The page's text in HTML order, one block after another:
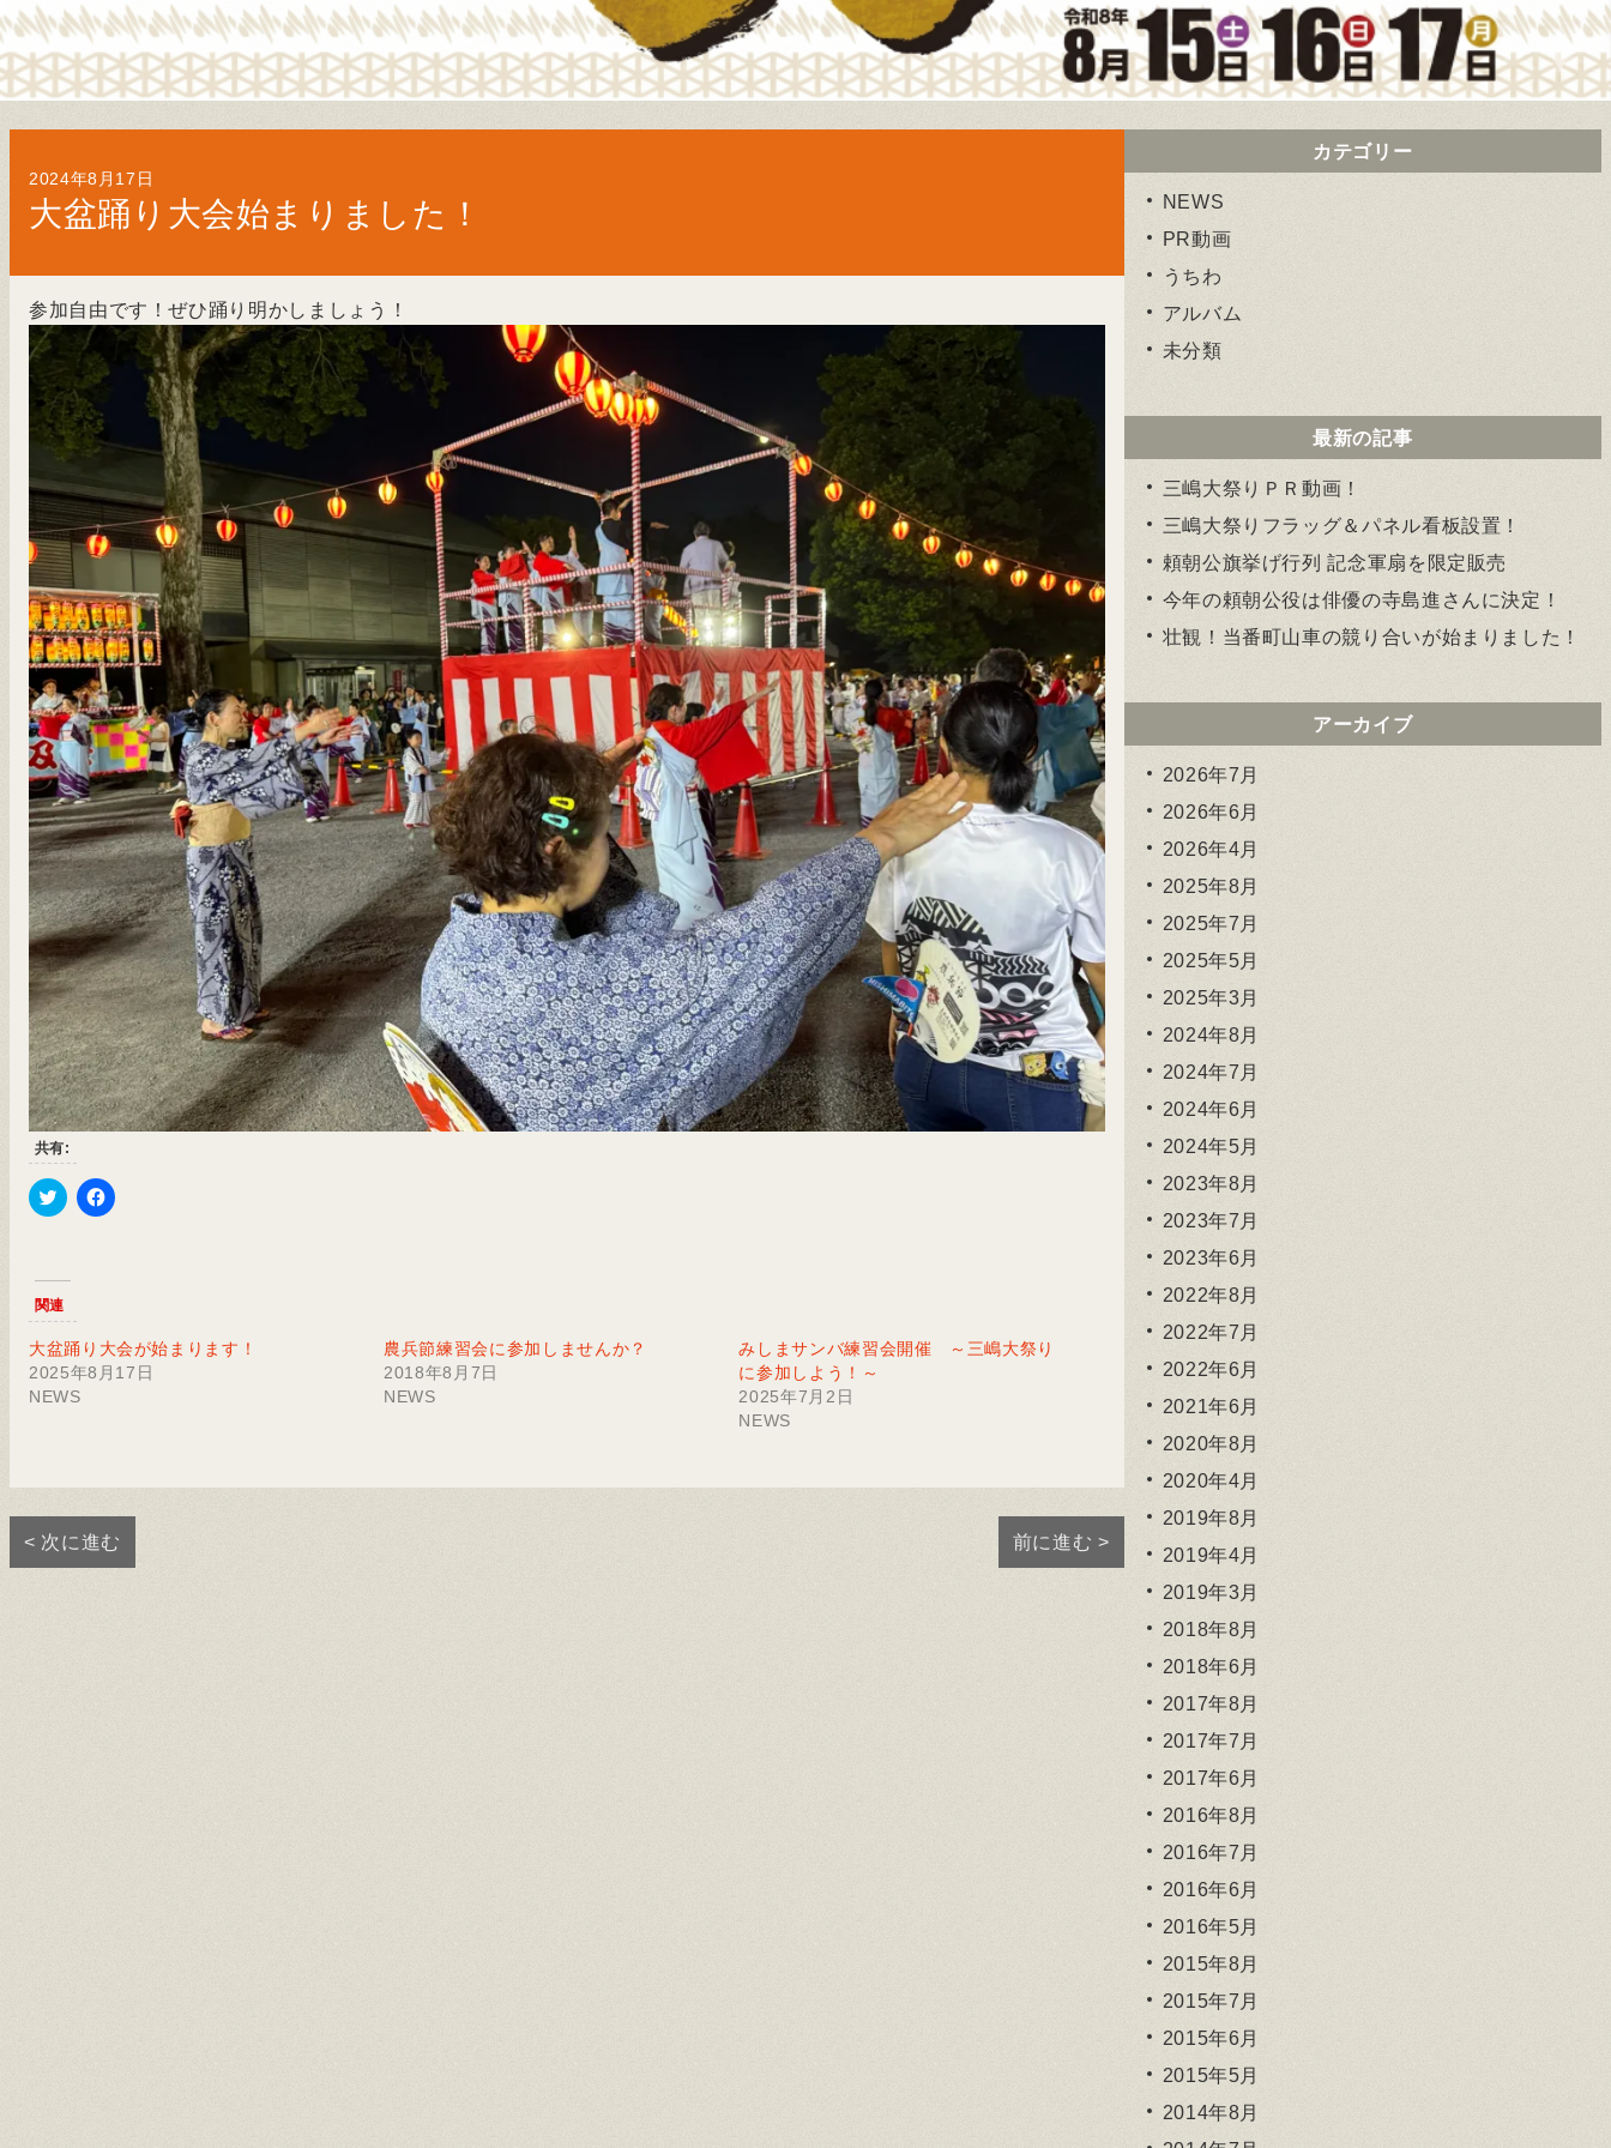
2024年8月17日
大盆踊り大会始まりました！
参加自由です！ぜひ踊り明かしましょう！
共有:
Click
Twitter
(新
し
い
ウ
ィ
ン
ド
ウ
Facebook
ク
リ
ッ
ク
し
ウ
ィ
ン
関連
大盆踊り大会が始まります！
2025年8月17日
NEWS
農兵節練習会に参加しませんか？
2018年8月7日
NEWS
みしまサンバ練習会開催 ～三嶋大祭り
に参加しよう！～
2025年7月2日
NEWS
前に進む >
< 次に進む
カテゴリー
NEWS
PR動画
うちわ
アルバム
未分類
最新の記事
三嶋大祭りＰＲ動画！
三嶋大祭りフラッグ＆パネル看板設置！
頼朝公旗挙げ行列 記念軍扇を限定販売
今年の頼朝公役は俳優の寺島進さんに決定！
壮観！当番町山車の競り合いが始まりました！
アーカイブ
2026年7月
2026年6月
2026年4月
2025年8月
2025年7月
2025年5月
2025年3月
2024年8月
2024年7月
2024年6月
2024年5月
2023年8月
2023年7月
2023年6月
2022年8月
2022年7月
2022年6月
2021年6月
2020年8月
2020年4月
2019年8月
2019年4月
2019年3月
2018年8月
2018年6月
2017年8月
2017年7月
2017年6月
2016年8月
2016年7月
2016年6月
2016年5月
2015年8月
2015年7月
2015年6月
2015年5月
2014年8月